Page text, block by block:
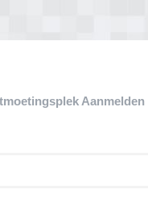
Aanmelden